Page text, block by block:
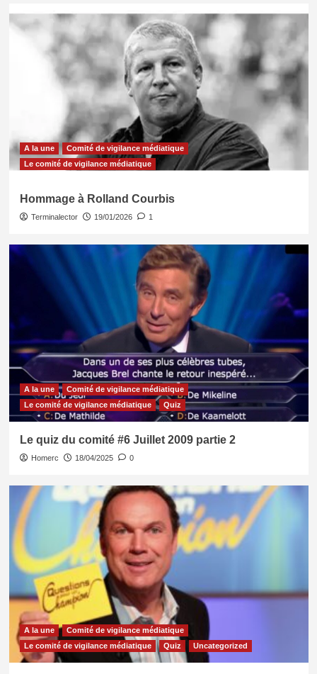
A la une
Comité de vigilance médiatique
Le comité de vigilance médiatique
Hommage à Rolland Courbis
Terminalector 19/01/2026 1
A la une
Comité de vigilance médiatique
Le comité de vigilance médiatique
Quiz
Le quiz du comité #6 Juillet 2009 partie 2
Homerc 18/04/2025 0
A la une
Comité de vigilance médiatique
Le comité de vigilance médiatique
Quiz Uncategorized